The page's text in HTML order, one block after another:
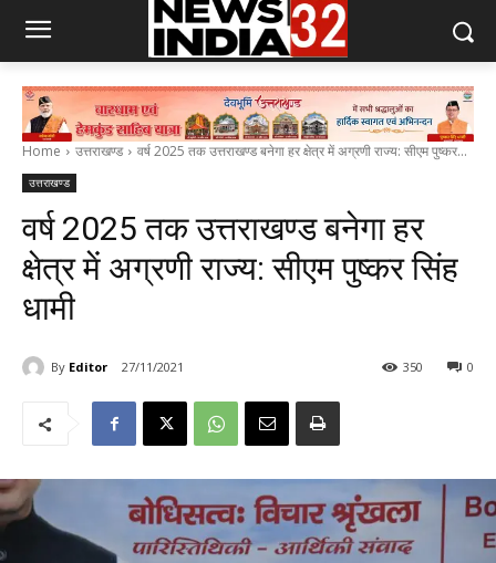
Home उत्तराखण्ड वर्ष 2025 तक उत्तराखण्ड बनेगा हर क्षेत्र में अग्रणी राज्य: सीएम पुष्कर...
उत्तराखण्ड
वर्ष 2025 तक उत्तराखण्ड बनेगा हर
क्षेत्र में अग्रणी राज्य: सीएम पुष्कर सिंह
धामी
By Editor 27/11/2021 0
350